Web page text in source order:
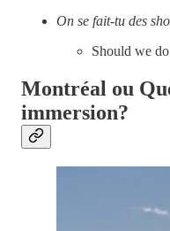
On se fait-tu des
Should we
Montréal ou
immersion?